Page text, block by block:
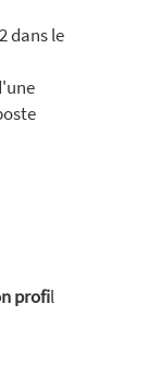
dans le
profil